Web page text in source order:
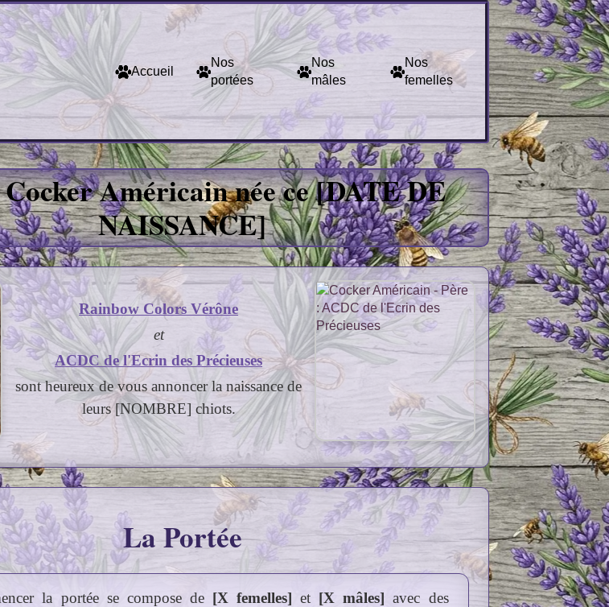
Accueil
Nos
portées
Nos
mâles
Nos
femelles
Américain Rainbow
Américain née ce [DATE DE
NAISSANCE]
Les parents de la portée
Rainbow Colors Vérône
et
ACDC de l'Ecrin des Précieuses
sont heureux de vous annoncer la naissance de
leurs [NOMBRE] chiots.
La Portée
la portée se compose de [X femelles] et [X mâles] avec des